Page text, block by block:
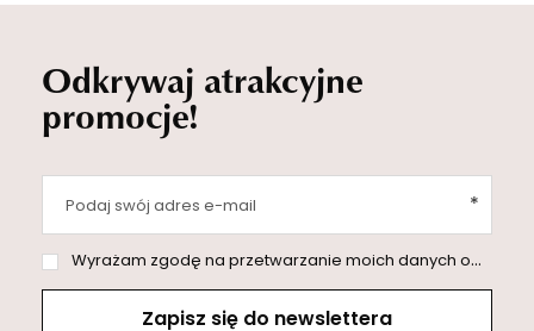
Odkrywaj atrakcyjne
promocje!
Podaj swój adres e-mail
Wyrażam zgodę na przetwarzanie moich danych osobowych (adres e-mail) na potrzeby wysyłki newslettera z informacją handlową (marketing). Więcej w
Zapisz się do newslettera